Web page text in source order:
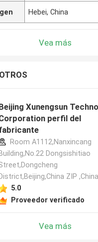
Hebei, China
Vea más
Xunengsun
perfil del
Room A1112,Nanxincang
Building,No.22 Dongsishitiao
District,Beijing,China ZIP ,China
5.0
Proveedor verificado
Vea más